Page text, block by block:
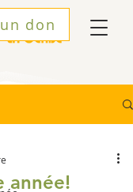
don
année!